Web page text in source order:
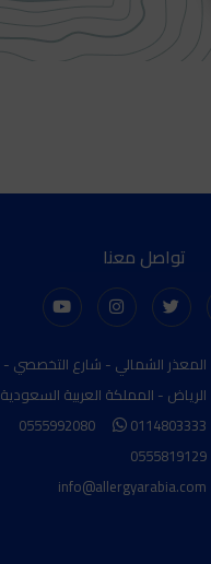
تواصل معنا
المعذر الشمالي - شارع التخصصي -
الرياض - المملكة العربية السعودية
0114803333
0555992080
0555819129
info@allergyarabia.com